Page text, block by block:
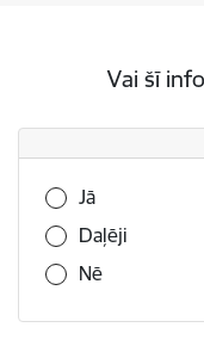
Vai šī
Vai šī informācija
Jā
Daļēji
Nē